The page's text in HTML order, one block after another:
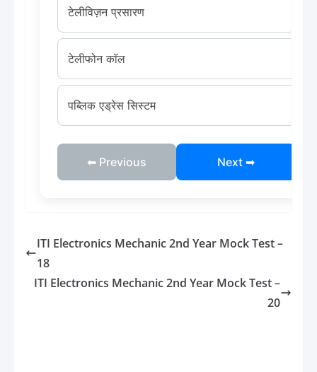
टेलीविज़न प्रसारण
टेलीफोन कॉल
पब्लिक एड्रेस सिस्टम
⬅ Previous Next ➡
ITI Electronics Mechanic 2nd Year Mock Test –
18
ITI Electronics Mechanic 2nd Year Mock Test –
20